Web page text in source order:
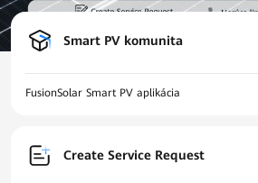
Smart PV komunita
FusionSolar Smart PV aplikácia
Create Service Request